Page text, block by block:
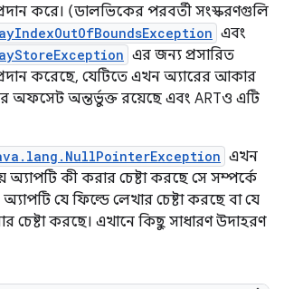
করে। (ডালভিকের পরবর্তী সংস্করণগুলি
এবং
এর জন্য প্রসারিত
করেছে, যেটিতে এখন অ্যারের আকার
অফসেট অন্তর্ভুক্ত রয়েছে এবং ARTও এটি
এখন
অ্যাপটি কী করার চেষ্টা করছে সে সম্পর্কে
যে ফিল্ডে লেখার চেষ্টা করছে বা যে
চেষ্টা করছে। এখানে কিছু সাধারণ উদাহরণ